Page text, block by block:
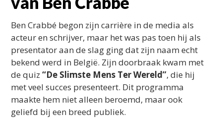
Ben Crabbé begon zijn carrière in de media als
acteur en schrijver, maar het was pas toen hij als
presentator aan de slag ging dat zijn naam echt
bekend werd in België. Zijn doorbraak kwam met
de quiz“De Slimste Mens Ter Wereld”, die hij
met veel succes presenteert. Dit programma
maakte hem niet alleen beroemd, maar ook
geliefd bij een breed publiek.